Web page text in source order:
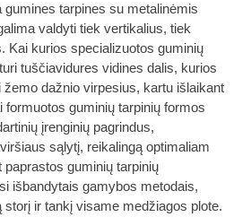
tarpines su metalinėmis
valdyti tiek vertikalius, tiek
Kai kurios specializuotos guminių
tuščiavidures vidines dalis, kurios
žemo dažnio virpesius, kartu išlaikant
formuotos guminių tarpinių formos
įrenginių pagrindus,
sąlytį, reikalingą optimaliam
guminių tarpinių
išbandytais gamybos metodais,
storį ir tankį visame medžiagos plote.